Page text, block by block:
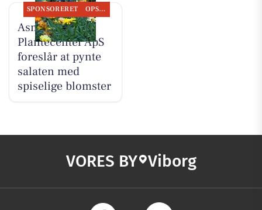
SPONSORERET OPSLAGSTAVLEN
Asmild
Plantecenter ApS
foreslår at pynte
salaten med
spiselige blomster
VORES BY Viborg